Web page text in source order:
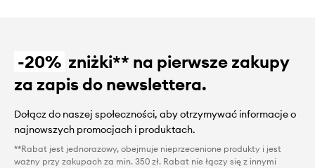
-20% zniżki** na pierwsze zakupy
za zapis do newslettera.
Dołącz do naszej społeczności, aby otrzymywać informacje o
najnowszych promocjach i produktach.
**Rabat jest jednorazowy, obejmuje nieprzecenione produkty i jest
ważny przy zakupach za min. 350 zł. Rabat nie łączy się z innymi